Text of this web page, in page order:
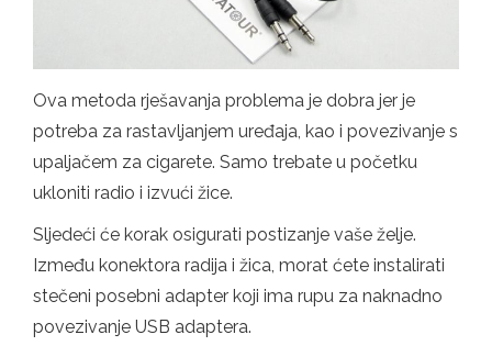
Ova metoda rješavanja problema je dobra jer je
potreba za rastavljanjem uređaja, kao i povezivanje s
upaljačem za cigarete. Samo trebate u početku
ukloniti radio i izvući žice.
Sljedeći će korak osigurati postizanje vaše želje.
Između konektora radija i žica, morat ćete instalirati
stečeni posebni adapter koji ima rupu za naknadno
povezivanje USB adaptera.